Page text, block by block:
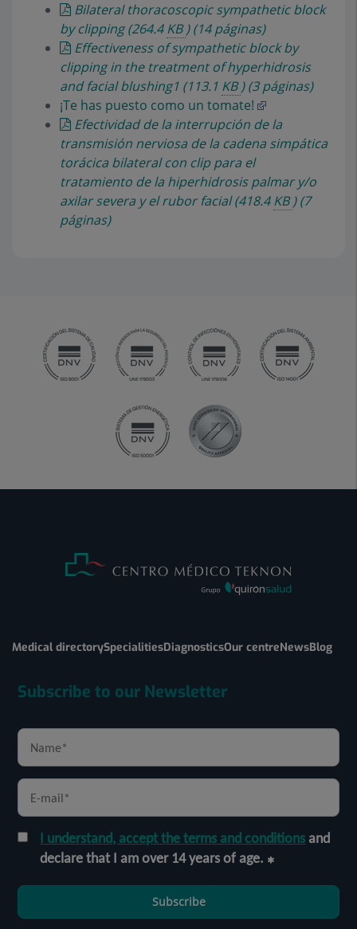
Bilateral thoracoscopic sympathetic block
by clipping(264.4KB)(14 páginas)
Effectiveness of sympathetic block by
clipping in the treatment of hyperhidrosis
and facial blushing1 (113.1 KB)(3 páginas)
¡Te has puesto como un tomate!
Efectividad de la interrupción de la
transmisión nerviosa de la cadena simpática
torácica bilateral con clip para el
tratamiento de la hiperhidrosis palmar y/o
axilar severa y el rubor facial(418.4KB)(7
páginas)
Medical directorySpecialitiesDiagnosticsOur centreNewsBlog
Subscribe to our Newsletter
I understand, accept the terms and conditionsand
declare that I am over 14 years of age.
Subscribe